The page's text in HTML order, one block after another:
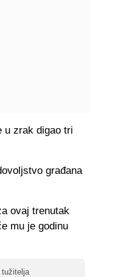
u zrak digao tri
građana
ovaj trenutak
mu je godinu
tužitelja